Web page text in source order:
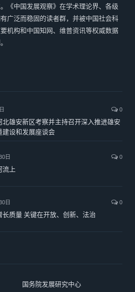
《中国发展观察》在学术理论界、各级
广泛而稳固的读者群，并被中国社会科
机构和中国知网、维普资讯等权威数据
0
北雄安新区考察并主持召开深入推进雄安
建设和发展座谈会
日 0
流上
日 0
长质量 关键在开放、创新、法治
国务院发展研究中心